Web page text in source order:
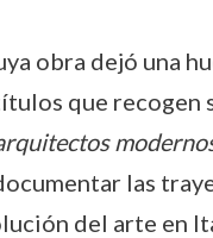
obra dejó una
que recogen
las
del arte en